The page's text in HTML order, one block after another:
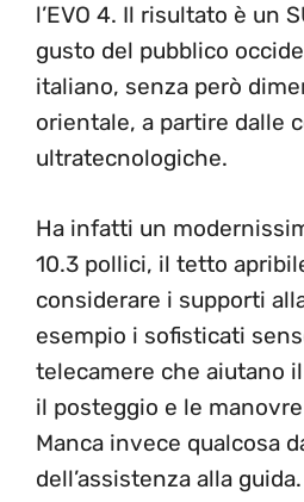
l’EVO 4. Il risultato è un
gusto del pubblico
italiano, senza però
orientale, a partire dalle
ultratecnologiche.
Ha infatti un
10.3 pollici, il tetto
considerare i supporti
esempio i sofisticati
telecamere che aiutano
il posteggio e le
Manca invece qualcosa
dell’assistenza alla guida.